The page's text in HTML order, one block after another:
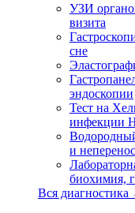
УЗИ
визита
сне
эндоскопии
Тест на
инфекции
и
биохимия,
Вся диагностика